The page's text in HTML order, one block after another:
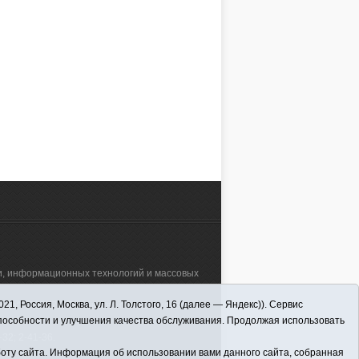
укреплению здоровья, а также
информационных технологий и массовых
(627570, Тюменская обл., Викуловский
Россия, Москва, ул. Л. Толстого, 16 (далее — Яндекс)). Сервис
и улучшения качества обслуживания. Продолжая использовать
сайта. Информация об использовании вами данного сайта, собранная